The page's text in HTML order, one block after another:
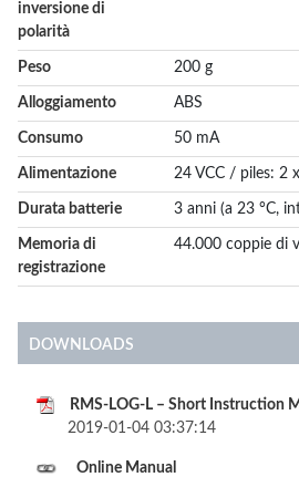
inversione di
polarità
Peso 200 g
Alloggiamento ABS
Consumo 50 mA
Alimentazione 24 VCC / piles: 2
Durata batterie 3 anni (a 23 °C,
Memoria di
registrazione
44.000 coppie di
DOWNLOADS
RMS-LOG-L – Short Instruction
2019-01-04 03:37:14
Online Manual